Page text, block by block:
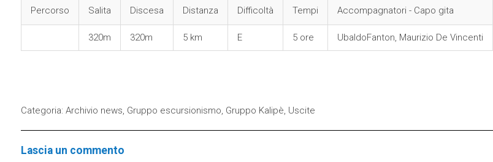
Percorso Salita Discesa Distanza Difficoltà Tempi Accompagnatori - Capo gita
320m 320m 5 km E 5 ore UbaldoFanton, Maurizio De Vincenti
Categoria: Archivio news, Gruppo escursionismo, Gruppo Kalipè, Uscite
Lascia un commento